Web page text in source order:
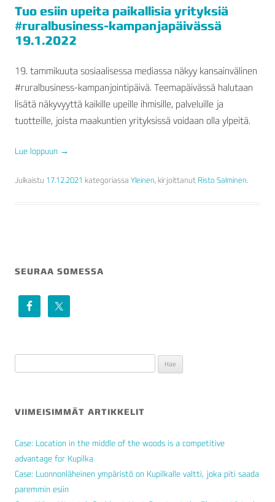
Tuo esiin upeita paikallisia yrityksiä
#ruralbusiness-kampanjapäivässä
19.1.2022
19. tammikuuta sosiaalisessa mediassa näkyy kansainvälinen
#ruralbusiness-kampanjointipäivä. Teemapäivässä halutaan
lisätä näkyvyyttä kaikille upeille ihmisille, palveluille ja
tuotteille, joista maakuntien yrityksissä voidaan olla ylpeitä.
Lue loppuun →
Julkaistu 17.12.2021 kategoriassa Yleinen, kirjoittanut Risto Salminen.
SEURAA SOMESSA
VIIMEISIMMÄT ARTIKKELIT
Case: Location in the middle of the woods is a competitive
advantage for Kupilka
Case: Luonnonläheinen ympäristö on Kupilkalle valtti, joka piti saada
paremmin esiin